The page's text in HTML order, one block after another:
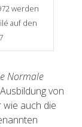
werden
auf den
Normale
von
auch die